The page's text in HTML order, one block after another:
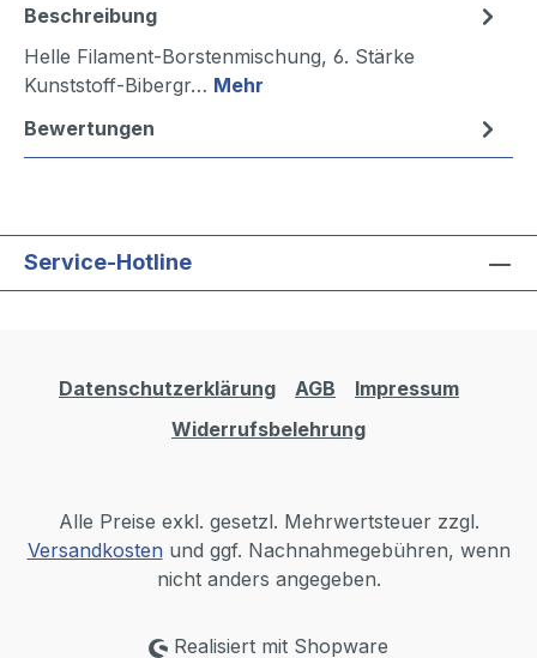
Beschreibung
Helle Filament-Borstenmischung, 6. Stärke
Kunststoff-Bibergr… Mehr
Bewertungen
Service-Hotline
Datenschutzerklärung AGB
Impressum
Widerrufsbelehrung
Alle Preise exkl. gesetzl. Mehrwertsteuer zzgl.
Versandkosten und ggf. Nachnahmegebühren, wenn
nicht anders angegeben.
Realisiert mit Shopware